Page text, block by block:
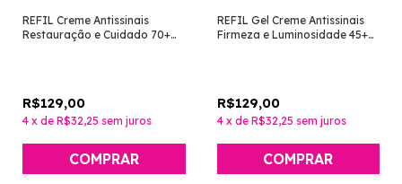
REFIL Creme Antissinais
Restauração e Cuidado 70+
R$129,00
4 x de R$32,25 sem juros
REFIL Gel Creme Antissinais
Firmeza e Luminosidade 45+
R$129,00
4 x de R$32,25 sem juros